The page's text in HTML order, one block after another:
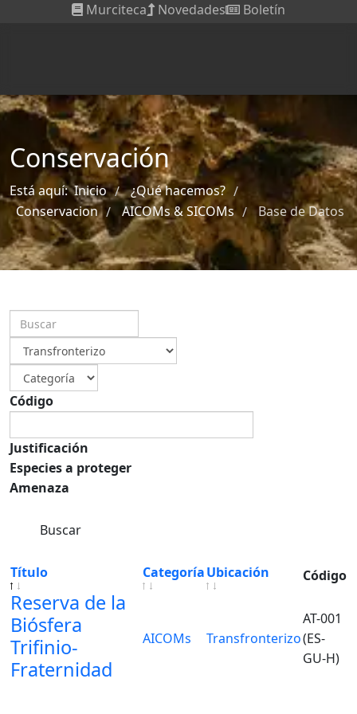
Murciteca Novedades Boletín
Conservación
Está aquí:Inicio / ¿Qué hacemos? /
Conservacion / AICOMs & SICOMs / Base de Datos
Código
Justificación
Especies a proteger
Amenaza
Buscar
Título CategoríaUbicación Código
Reserva de la
Biósfera
Trifinio-
Fraternidad
AICOMs Transfronterizo
AT-001
(ES-
GU-H)